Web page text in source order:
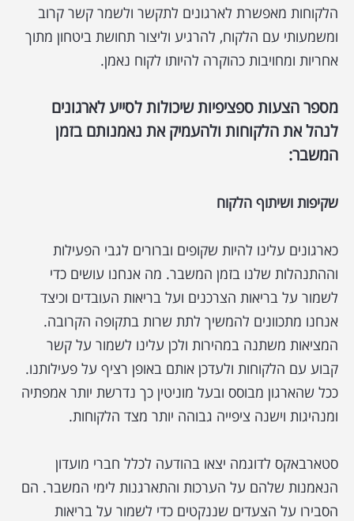
הלקוחות מאפשרת לארגונים לתקשר ולשמר קשר קרוב
ומשמעותי עם הלקוח, להרגיע וליצור תחושת ביטחון מתוך
אחריות ומחויבות כהוקרה להיותו לקוח נאמן.
מספר הצעות ספציפיות שיכולות לסייע לארגונים
לנהל את הלקוחות ולהעמיק את נאמנותם בזמן
המשבר:
שקיפות ושיתוף הלקוח
כארגונים עלינו להיות שקופים וברורים לגבי הפעילות
וההתנהלות שלנו בזמן המשבר. מה אנחנו עושים כדי
לשמור על בריאות הצרכנים ועל בריאות העובדים וכיצד
אנחנו מתכוונים להמשיך לתת שרות בתקופה הקרובה.
המציאות משתנה במהירות ולכן עלינו לשמור על קשר
קבוע עם הלקוחות ולעדכן אותם באופן רציף על פעילותנו.
ככל שהארגון מבוסס ובעל מוניטין כך נדרשת יותר אמפתיה
ומנהיגות וישנה ציפייה גבוהה יותר מצד הלקוחות.
סטארבאקס לדוגמה יצאו בהודעה לכלל חברי מועדון
הנאמנות שלהם על הערכות והתארגנות לימי המשבר. הם
הסבירו על הצעדים שננקטים כדי לשמור על בריאות